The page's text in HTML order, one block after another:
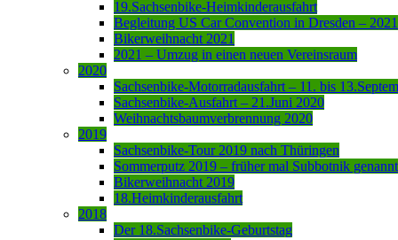
19.Sachsenbike-Heimkinderausfahrt
Begleitung US Car Convention in Dresden – 2021
Bikerweihnacht 2021
2021 – Umzug in einen neuen Vereinsraum
2020
Sachsenbike-Motorradausfahrt – 11. bis
Sachsenbike-Ausfahrt – 21.Juni 2020
Weihnachtsbaumverbrennung 2020
2019
Sachsenbike-Tour 2019 nach Thüringen
Sommerputz 2019 – früher mal Subbotnik genannt
Bikerweihnacht 2019
18.Heimkinderausfahrt
2018
Der 18.Sachsenbike-Geburtstag